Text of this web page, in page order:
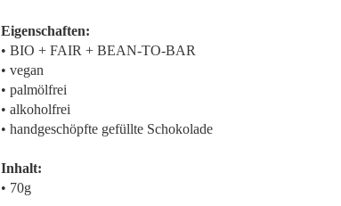
Eigenschaften:
• BIO + FAIR + BEAN-TO-BAR
• vegan
• palmölfrei
• alkoholfrei
• handgeschöpfte gefüllte Schokolade
Inhalt:
• 70g